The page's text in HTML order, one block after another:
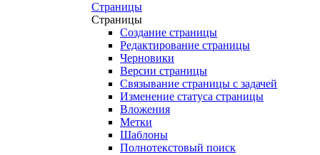
Страницы
Страницы
Создание страницы
Редактирование страницы
Черновики
Версии страницы
Связывание страницы с задачей
Изменение статуса страницы
Вложения
Метки
Шаблоны
Полнотекстовый поиск